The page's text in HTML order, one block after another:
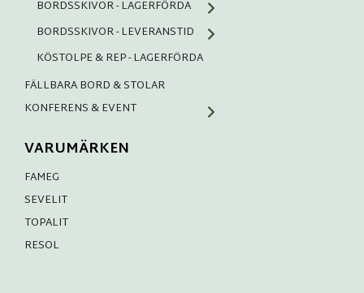
BORDSSKIVOR - LAGERFÖRDA
BORDSSKIVOR - LEVERANSTID
KÖSTOLPE & REP - LAGERFÖRDA
FÄLLBARA BORD & STOLAR
KONFERENS & EVENT
VARUMÄRKEN
FAMEG
SEVELIT
TOPALIT
RESOL